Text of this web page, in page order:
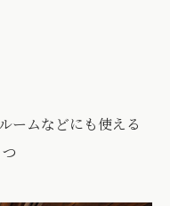
ームなどにも使える